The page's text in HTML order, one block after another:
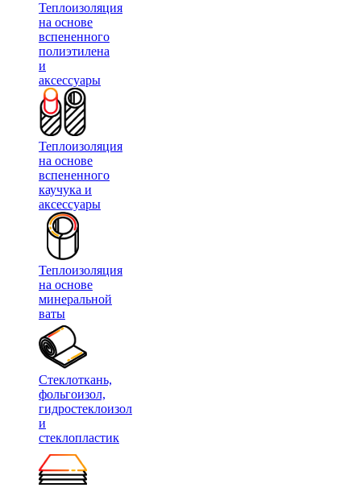
Теплоизоляция
на основе
вспененного
полиэтилена
и
аксессуары
Теплоизоляция
на основе
вспененного
каучука и
аксессуары
Теплоизоляция
на основе
минеральной
ваты
Стеклоткань,
фольгоизол,
гидростеклоизол
и
стеклопластик